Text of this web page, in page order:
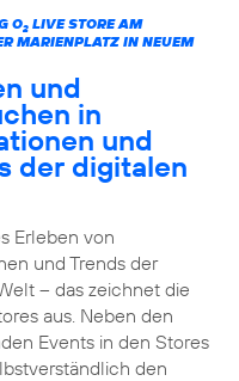
O2LIVE STORE AM
MARIENPLATZ IN NEUEM
und
in
und
der digitalen
Erleben von
und Trends der
– das zeichnet die
aus. Neben den
Events in den Stores
den